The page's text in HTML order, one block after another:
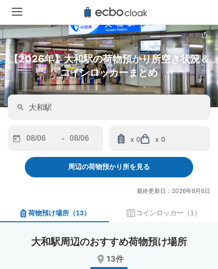
【2026年】大和駅の荷物預かり所空き状況＆
コインロッカーまとめ
forward
interact
calendar
and
date.
-
backward
to
interact
calendar
and
a
date.
x 0 x 0
周辺の荷物預かり所を見る
最終更新日：2026年8月6日
荷物預け場所 （13） コインロッカー （1）
大和駅周辺のおすすめ荷物預け場所
13件